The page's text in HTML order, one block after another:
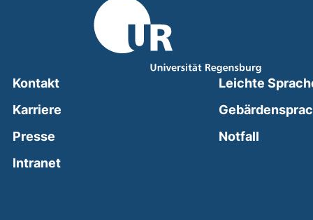
Kontakt
Karriere
Presse
Intranet(external link, opens in a new window)
Leichte
Notfall